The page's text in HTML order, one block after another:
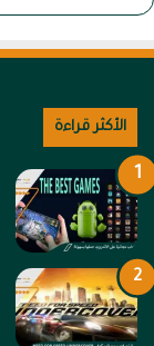
الأكثر قراءة